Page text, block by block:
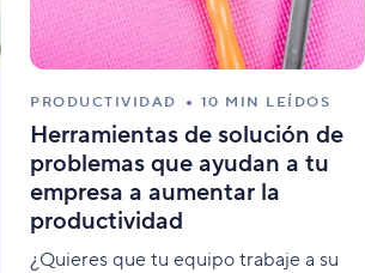
PRODUCTIVIDAD 10 MIN LEÍDOS
Herramientas de solución de
problemas que ayudan a tu
empresa a aumentar la
productividad
¿Quieres que tu equipo trabaje a su